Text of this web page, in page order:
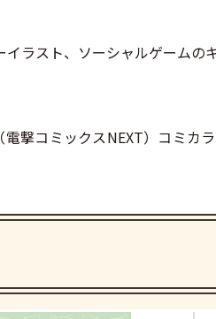
ラスト、ソーシャルゲームの
撃コミックスNEXT）コミカ